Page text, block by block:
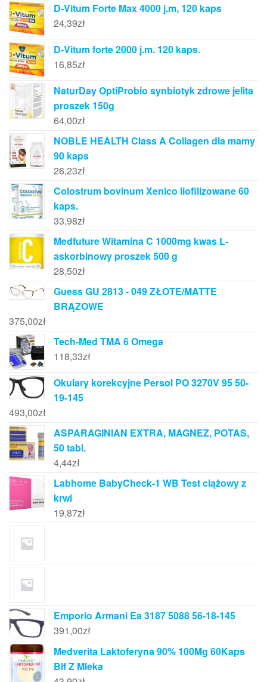
D-Vitum Forte Max 4000 j.m, 120 kaps
24,39zł
D-Vitum forte 2000 j.m. 120 kaps.
16,85zł
NaturDay OptiProbio synbiotyk zdrowe jelita
proszek 150g
64,00zł
NOBLE HEALTH Class A Collagen dla mamy
90 kaps
26,23zł
Colostrum bovinum Xenico liofilizowane 60
kaps.
33,98zł
Medfuture Witamina C 1000mg kwas L-
askorbinowy proszek 500 g
28,50zł
Guess GU 2813 - 049 ZŁOTE/MATTE
BRĄZOWE
375,00zł
Tech-Med TMA 6 Omega
118,33zł
Okulary korekcyjne Persol PO 3270V 95 50-
19-145
493,00zł
ASPARAGINIAN EXTRA, MAGNEZ, POTAS,
50 tabl.
4,44zł
Labhome BabyCheck-1 WB Test ciążowy z
krwi
19,87zł
Emporio Armani Ea 3187 5088 56-18-145
391,00zł
Medverita Laktoferyna 90% 100Mg 60Kaps
Blf Z Mleka